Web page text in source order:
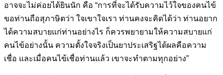
อาจจะไม่ค่อยได้ยินนัก คือ “การที่จะได้รับความไว้ใจของคนไข้
ขอท่านถือสุภาษิตว่า ใจเขาใจเรา ท่านคงจะคิดได้ว่า ท่านอยาก
ได้ความสบายแก่ท่านอย่างไร ก็ควรพยายามให้ความสบายแก่
คนไข้อย่างนั้น ความตั้งใจจริงเป็นยาประเสริฐได้ผลคือความ
เชื่อ และเมื่อคนไข้เชื่อท่านแล้ว เขาจะทำตามทุกอย่าง”